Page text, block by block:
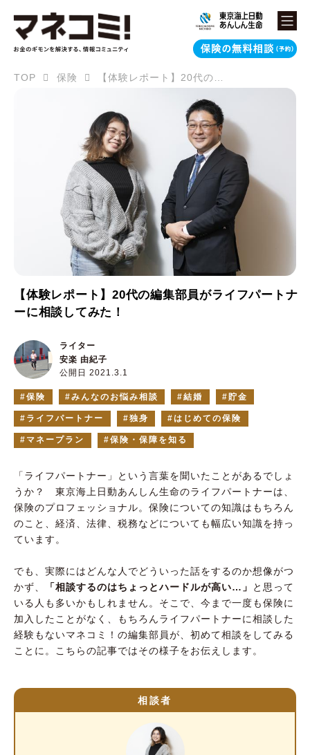
TOP 保険 【体験レポート】20代の編集部員がライフパートナーに相談してみた！
【体験レポート】20代の編集部員がライフパートナ
ーに相談してみた！
公開日 2021.3.1
ライター
安楽 由紀子
保険 みんなのお悩み相談 結婚 貯金
ライフパートナー 独身 はじめての保険
マネープラン 保険・保障を知る
「ライフパートナー」という⾔葉を聞いたことがあるでしょ
うか？ 東京海上日動あんしん生命のライフパートナーは、
保険のプロフェッショナル。保険についての知識はもちろん
のこと、経済、法律、税務などについても幅広い知識を持っ
ています。
でも、実際にはどんな人でどういった話をするのか想像がつ
かず、
「相談するのはちょっとハードルが高い…」
と思って
いる人も多いかもしれません。そこで、今まで一度も保険に
加入したことがなく、もちろんライフパートナーに相談した
経験もないマネコミ！の編集部員が、初めて相談をしてみる
ことに。こちらの記事ではその様子をお伝えします。
相談者